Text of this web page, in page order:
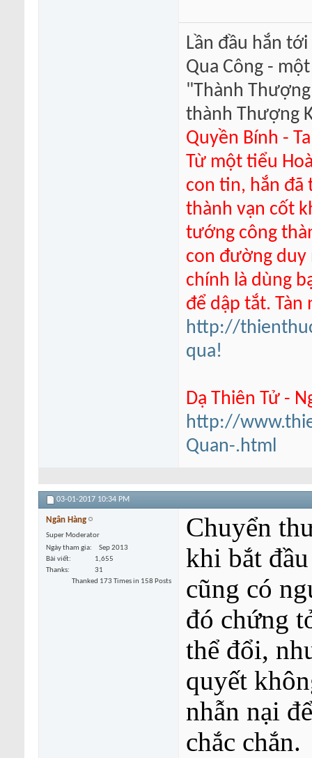
Lần đầu hắn
Qua Công -
"Thành
thành Thượng
Quyền Bính -
Từ một tiểu
con tin, hắn đã
thành vạn cốt
tướng công
con đường duy
chính là dùng
để dập tắt. Tàn
http://
qua!
Dạ Thiên Tử -
http://
Quan-.html
03-01-2017 10:34 PM
Ngân Hàng
Super Moderator
Ngày tham gia
Sep 2013
Bài viết
1,655
Thanks
31
Thanked 173 Times in 158 Posts
Chuyển
khi bắt
cũng có
đó chứng
thể đổi,
quyết
nhẫn nại
chắc chắn.